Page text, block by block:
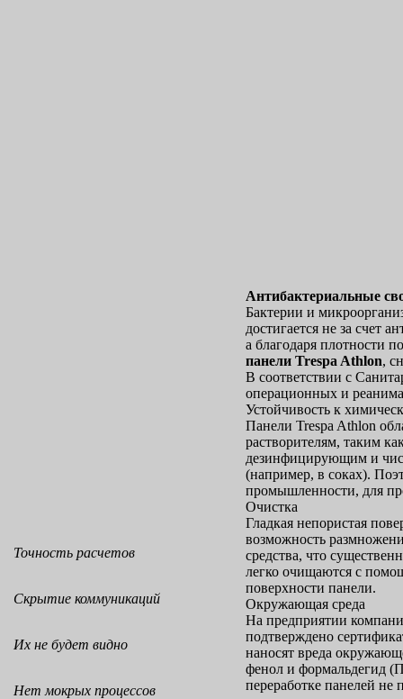
Точность расчетов
Скрытие коммуникаций
Их не будет видно
Нет мокрых процессов
Антибактериальные
Бактерии и
достигается не за счет
а благодаря плотности
панели Trespa Athlon,
В соответствии с
операционных и
Устойчивость к
Панели Trespa Athlon
растворителям, таким
дезинфицирующим и
(например, в соках).
промышленности, для
Очистка
Гладкая непористая
возможность
средства, что
легко очищаются с
поверхности панели.
Окружающая среда
На предприятии
подтверждено
наносят вреда
фенол и формальдегид
переработке панелей не